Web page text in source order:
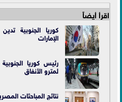
اقرأ أيضاً
كوريا الجنوبية
الإمارات
رئيس كوريا
لمترو الأنفاق
نتائج المباحثات